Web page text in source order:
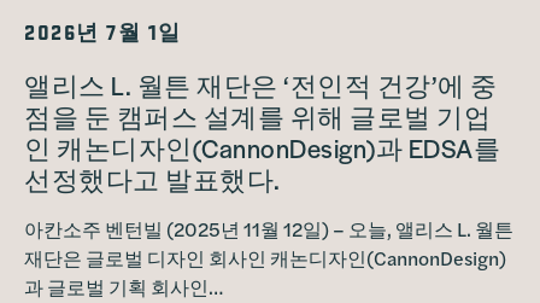
2026년 7월 1일
앨리스 L. 월튼 재단은 ‘전인적 건강’에 중
점을 둔 캠퍼스 설계를 위해 글로벌 기업
인 캐논디자인(CannonDesign)과 EDSA를
선정했다고 발표했다.
아칸소주 벤턴빌 (2025년 11월 12일) – 오늘, 앨리스 L. 월튼
재단은 글로벌 디자인 회사인 캐논디자인(CannonDesign)
과 글로벌 기획 회사인…